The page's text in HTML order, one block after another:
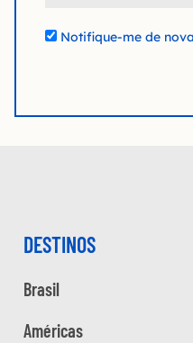
Notifique-me de
DESTINOS
Brasil
Américas